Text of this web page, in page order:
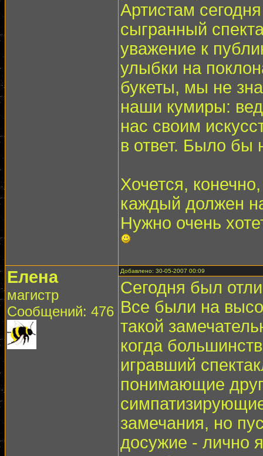
Артистам
сыгранный
уважение к
улыбки на
букеты, мы не
наши кумиры:
нас своим
в ответ. Было бы
Хочется,
каждый должен
Нужно очень
Елена
магистр
Сообщений: 476
Добавлено: 30-05-2007 00:09
Сегодня был
Все были на
такой
когда
игравший
понимающие
замечания, но
досужие - лично